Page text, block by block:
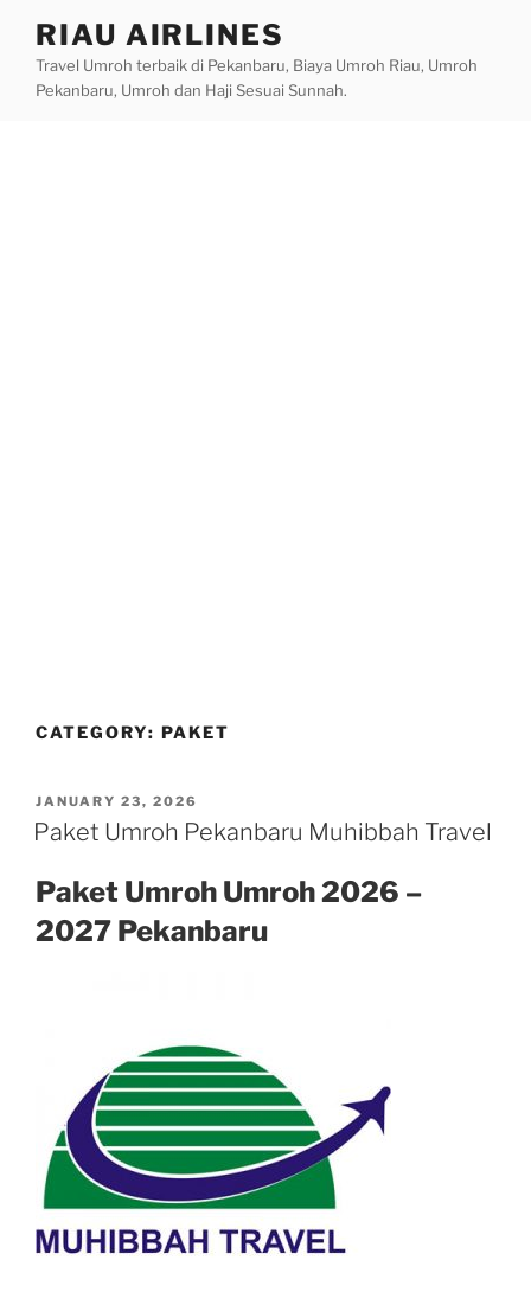
content
RIAU AIRLINES
Travel Umroh terbaik di Pekanbaru, Biaya Umroh Riau, Umroh
Pekanbaru, Umroh dan Haji Sesuai Sunnah.
CATEGORY: PAKET
POSTED
ON
JANUARY 23, 2026
Paket Umroh Pekanbaru Muhibbah Travel
Paket Umroh Umroh 2026 –
2027 Pekanbaru